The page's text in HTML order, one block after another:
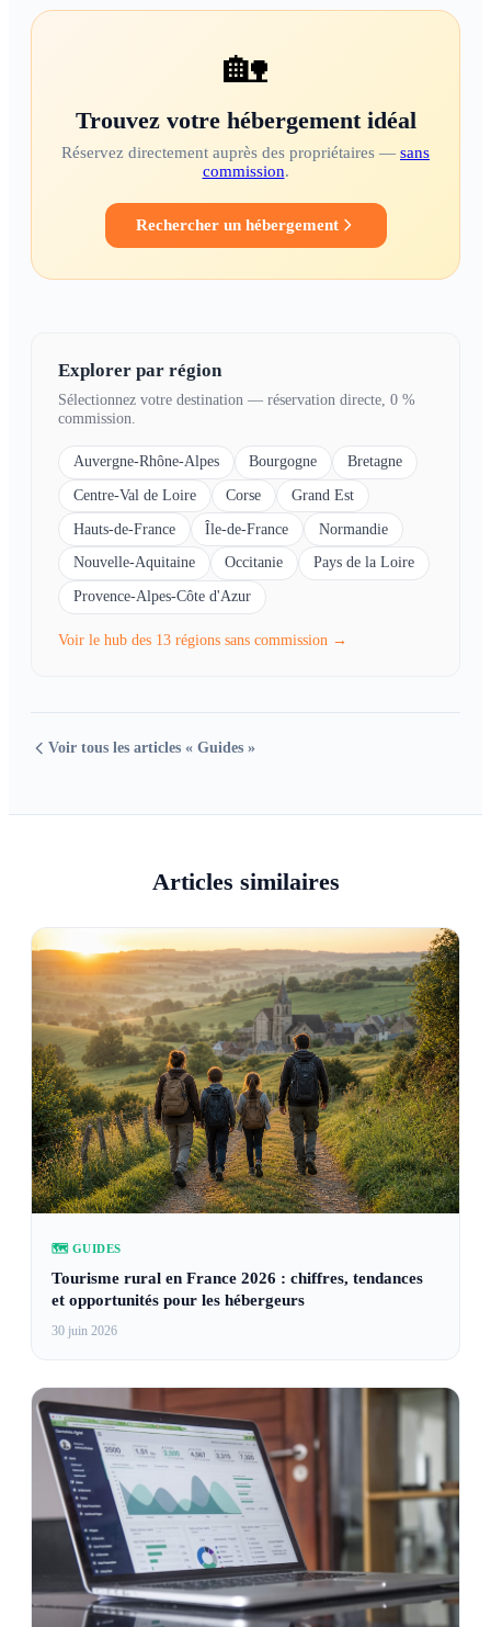
🏡
Trouvez votre hébergement idéal
Réservez directement auprès des propriétaires — sans
commission.
Rechercher un hébergement
Explorer par région
Sélectionnez votre destination — réservation directe, 0 %
commission.
Auvergne-Rhône-Alpes Bourgogne Bretagne
Centre-Val de Loire Corse Grand Est
Hauts-de-France Île-de-France Normandie
Nouvelle-Aquitaine Occitanie Pays de la Loire
Provence-Alpes-Côte d'Azur
Voir le hub des 13 régions sans commission →
Voir tous les articles « Guides »
Articles similaires
🗺️ GUIDES
Tourisme rural en France 2026 : chiffres, tendances
et opportunités pour les hébergeurs
30 juin 2026